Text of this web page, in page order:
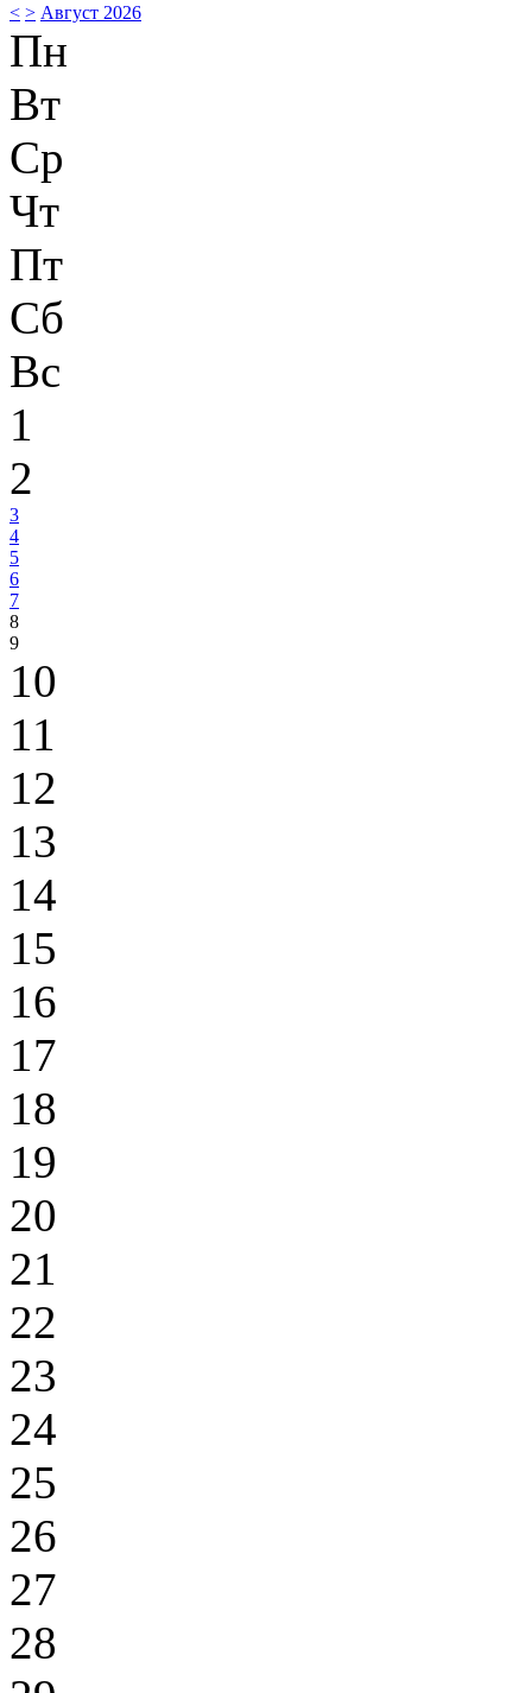
< > Август 2026
Пн
Вт
Ср
Чт
Пт
Сб
Вс
1
2
3
4
5
6
7
8
9
10
11
12
13
14
15
16
17
18
19
20
21
22
23
24
25
26
27
28